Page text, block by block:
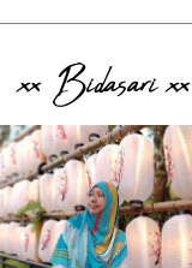
xx Bidasari xx